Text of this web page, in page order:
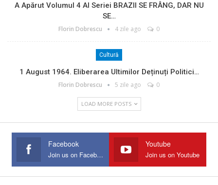
A Apărut Volumul 4 Al Seriei BRAZII SE FRÂNG, DAR NU
SE…
Florin Dobrescu 4 zile ago 0
Cultură
1 August 1964. Eliberarea Ultimilor Deținuți Politici…
Florin Dobrescu 5 zile ago 0
LOAD MORE POSTS
Facebook
Join us on Facebook
Youtube
Join us on Youtube